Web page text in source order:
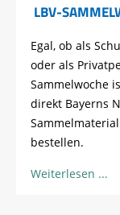
LBV-
Egal, ob als
oder als
Sammelwoche
direkt Bayerns
bestellen.
Weiterlesen